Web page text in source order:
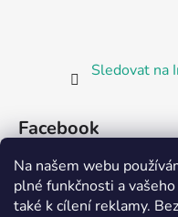
Na našem webu
plné funkčnosti a
také k cílení reklamy.
Sledovat na
Facebook